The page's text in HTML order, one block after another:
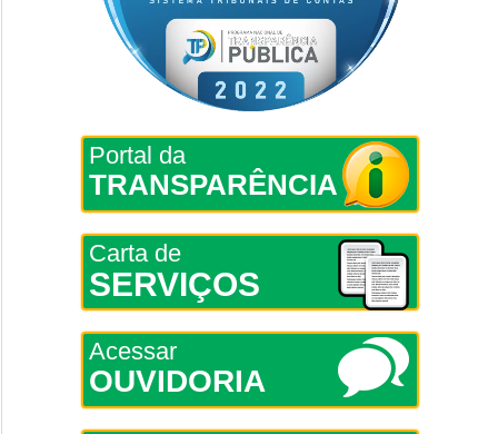
Portal da
TRANSPARÊNCIA
Carta de
SERVIÇOS
Acessar
OUVIDORIA